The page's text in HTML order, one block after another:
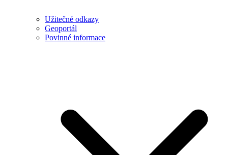
Užitečné odkazy
Geoportál
Povinné informace